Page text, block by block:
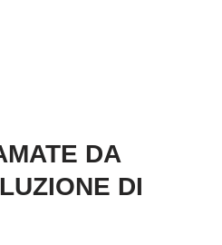
DA
DI